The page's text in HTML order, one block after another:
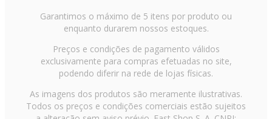
Garantimos o máximo de 5 itens por produto ou
enquanto durarem nossos estoques.
Preços e condições de pagamento válidos
exclusivamente para compras efetuadas no site,
podendo diferir na rede de lojas físicas.
As imagens dos produtos são meramente ilustrativas.
Todos os preços e condições comerciais estão sujeitos